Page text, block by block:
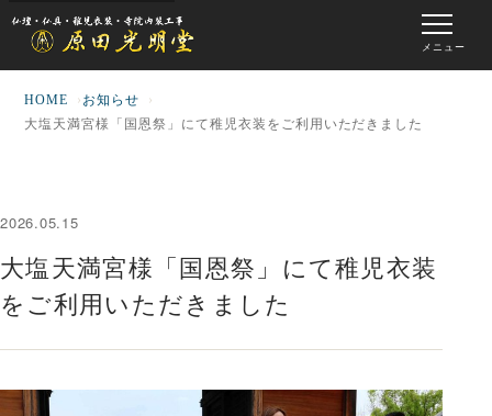
メニュー
HOME
お知らせ
大塩天満宮様「国恩祭」にて稚児衣装をご利用いただきました
2026.05.15
大塩天満宮様「国恩祭」にて稚児衣装
をご利用いただきました